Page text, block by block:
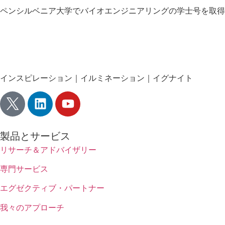
ペンシルベニア大学でバイオエンジニアリングの学士号を取
インスピレーション｜イルミネーション｜イグナイト
製品とサービス
リサーチ＆アドバイザリー
専門サービス
エグゼクティブ・パートナー
我々のアプローチ